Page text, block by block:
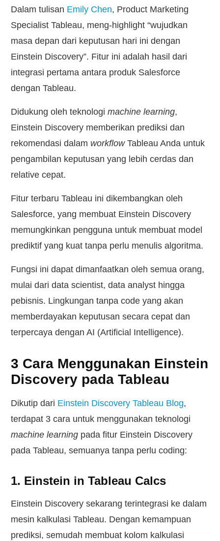
Dalam tulisan Emily Chen, Product Marketing
Specialist Tableau, meng-highlight “wujudkan
masa depan dari keputusan hari ini dengan
Einstein Discovery”. Fitur ini adalah hasil dari
integrasi pertama antara produk Salesforce
dengan Tableau.
Didukung oleh teknologimachine learning,
Einstein Discovery memberikan prediksi dan
rekomendasi dalam workflowTableau Anda untuk
pengambilan keputusan yang lebih cerdas dan
relative cepat.
Fitur terbaru Tableau ini dikembangkan oleh
Salesforce, yang membuat Einstein Discovery
memungkinkan pengguna untuk membuat model
prediktif yang kuat tanpa perlu menulis algoritma.
Fungsi ini dapat dimanfaatkan oleh semua orang,
mulai dari data scientist, data analyst hingga
pebisnis. Lingkungan tanpa code yang akan
memberdayakan keputusan secara cepat dan
terpercaya dengan AI (Artificial Intelligence).
3 Cara Menggunakan Einstein
Discovery pada Tableau
Dikutip dari Einstein Discovery Tableau Blog,
terdapat 3 cara untuk menggunakan teknologi
machine learning pada fitur Einstein Discovery
pada Tableau, semuanya tanpa perlu coding:
1. Einstein in Tableau Calcs
Einstein Discovery sekarang terintegrasi ke dalam
mesin kalkulasi Tableau. Dengan kemampuan
prediksi, semudah membuat kolom kalkulasi